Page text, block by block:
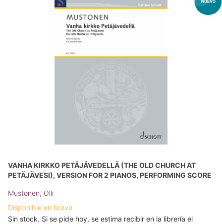
VANHA KIRKKO PETÄJÄVEDELLÄ (THE OLD CHURCH AT
PETÄJÄVESI), VERSION FOR 2 PIANOS, PERFORMING SCORE
Mustonen, Olli
Disponible en breve
Sin stock. Si se pide hoy, se estima recibir en la librería el